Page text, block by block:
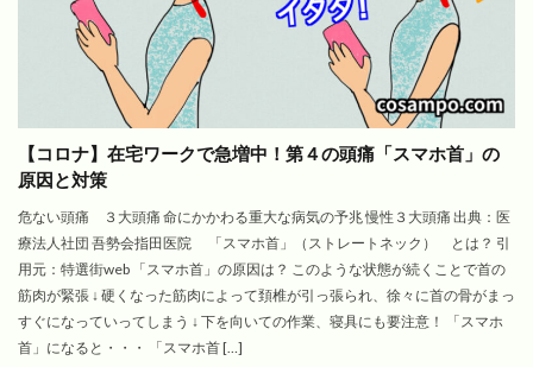
【コロナ】在宅ワークで急増中！第４の頭痛「スマホ首」の
原因と対策
危ない頭痛 ３大頭痛 命にかかわる重大な病気の予兆 慢性３大頭痛 出典：医
療法人社団 吾勢会指田医院 「スマホ首」（ストレートネック） とは？ 引
用元：特選街web 「スマホ首」の原因は？ このような状態が続くことで首の
筋肉が緊張 ↓ 硬くなった筋肉によって頚椎が引っ張られ、徐々に首の骨がまっ
すぐになっていってしまう ↓ 下を向いての作業、寝具にも要注意！ 「スマホ
首」になると・・・ 「スマホ首 […]